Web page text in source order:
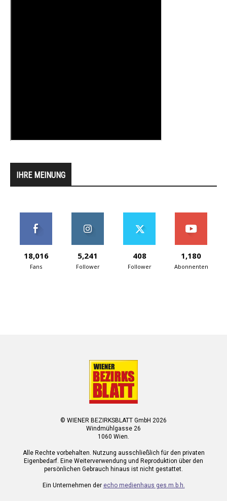
IHRE MEINUNG
18,016
Fans
5,241
Follower
408
Follower
1,180
Abonnenten
© WIENER BEZIRKSBLATT GmbH 2026
Windmühlgasse 26
1060 Wien.
Alle Rechte vorbehalten. Nutzung ausschließlich für den privaten
Eigenbedarf. Eine Weiterverwendung und Reproduktion über den
persönlichen Gebrauch hinaus ist nicht gestattet.
Ein Unternehmen der echo medienhaus ges.m.b.h.